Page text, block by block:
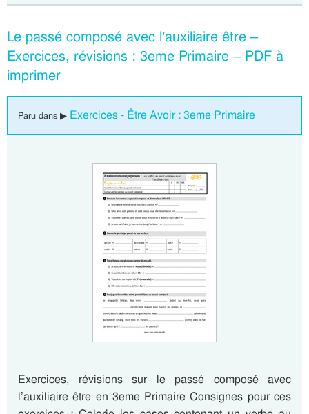
Le passé composé avec l’auxiliaire être –
Exercices, révisions : 3eme Primaire – PDF à
imprimer
Paru dans ▶ Exercices - Être Avoir : 3eme Primaire
Exercices, révisions sur le passé composé avec
l’auxiliaire être en 3eme Primaire Consignes pour ces